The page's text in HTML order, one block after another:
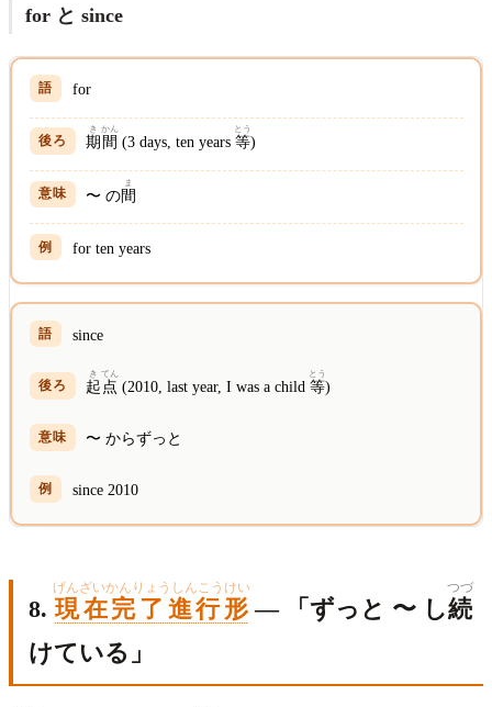
for と since
for
期
き
間
かん
(3 days, ten years等
とう
)
〜 の間
ま
for ten years
since
起
き
点
てん
(2010, last year, I was a child等
とう
)
〜 からずっと
since 2010
8. 現在完了進行形
げんざいかんりょうしんこうけい
— 「ずっと 〜 し続
つづ
けている」